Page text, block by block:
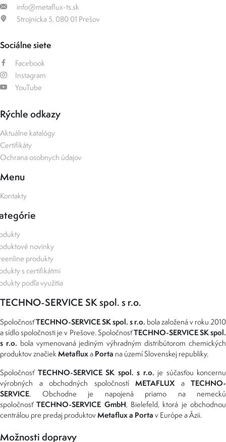
info@metaflux-ts.sk
Strojnícka 5, 080 01 Prešov
Sociálne siete
Facebook
Instagram
YouTube
Rýchle odkazy
Aktuálne katalógy
Certifikáty
Ochrana osobnych údajov
Menu
Kontakty
novinky
produkty
s certifikátmi
podľa využitia
TECHNO-SERVICE SK spol. s r.o.
SpoločnosťTECHNO-SERVICE SK spol. s r.o. bola založená v roku 2010
a sídlo spoločnosti je v Prešove. SpoločnosťTECHNO-SERVICE SK spol.
s r.o. bola vymenovaná jediným výhradným distribútorom chemických
produktov značiekMetafluxa Porta na území Slovenskej republiky.
Spoločnosť TECHNO-SERVICE SK spol. s r.o. je súčasťou koncernu
výrobných a obchodných spoločností METAFLUXa TECHNO-
SERVICE. Obchodne je napojená priamo na nemeckú
spoločnosťTECHNO-SERVICE GmbH, Bielefeld, ktorá je obchodnou
centrálou pre predaj produktovMetaflux a Porta v Európe a Ázii.
Možnosti dopravy